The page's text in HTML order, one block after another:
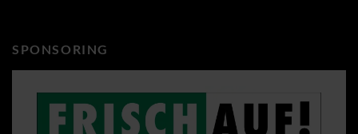
SPONSORING